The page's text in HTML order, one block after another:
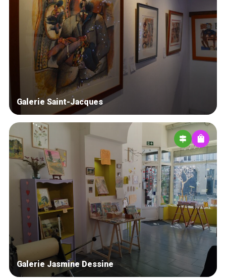
Accueil
Bonnes adresses
Quartiers
Blog
Tops 10
Artisans
A propos
Galerie Saint-Jacques
Galerie Jasmine Dessine